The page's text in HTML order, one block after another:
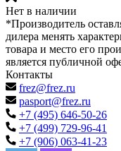
Нет в наличии
*Производитель
дилера менять
товара и место его
является публичной
Контакты
frez@frez.ru
pasport@frez.ru
+7 (495) 646-50-26
+7 (499) 729-96-41
+7 (906) 063-41-23